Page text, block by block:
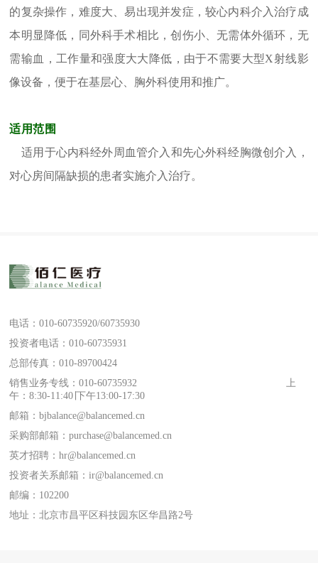
的复杂操作，难度大、易出现并发症，较心内科介入治疗成
本明显降低，同外科手术相比，创伤小、无需体外循环，无
需输血，工作量和强度大大降低，由于不需要大型X射线影
像设备，便于在基层心、胸外科使用和推广。
适用范围
适用于心内科经外周血管介入和先心外科经胸微创介入，
对心房间隔缺损的患者实施介入治疗。
电话：010-60735920/60735930
投资者电话：010-60735931
总部传真：010-89700424
销售业务专线：010-60735932 上
午：8:30-11:40∣下午13:00-17:30
邮箱：bjbalance@balancemed.cn
采购部邮箱：purchase@balancemed.cn
英才招聘：hr@balancemed.cn
投资者关系邮箱：ir@balancemed.cn
邮编：102200
地址：北京市昌平区科技园东区华昌路2号